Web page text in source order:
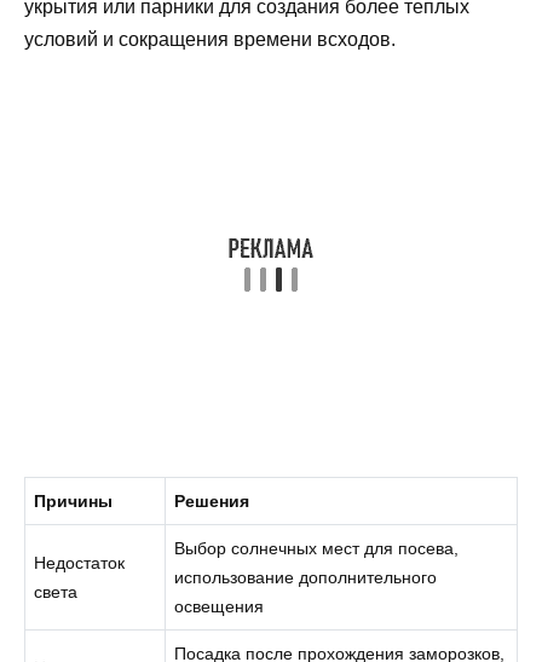
укрытия или парники для создания более теплых
условий и сокращения времени всходов.
Причины Решения
Недостаток
света
Выбор солнечных мест для посева,
использование дополнительного
освещения
Посадка после прохождения заморозков,